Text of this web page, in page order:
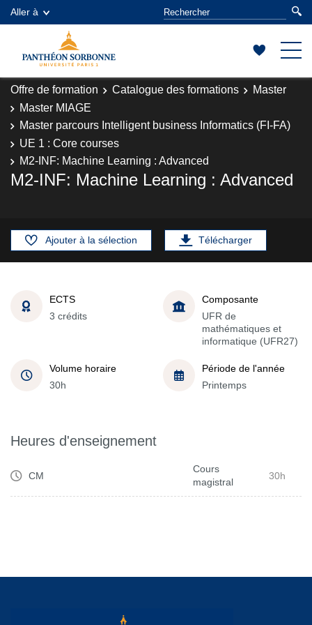
Aller à
Offre de formation Catalogue des formations
Master
Master MIAGE
Master parcours Intelligent business Informatics (FI-FA)
UE 1 : Core courses
M2-INF: Machine Learning : Advanced
M2-INF: Machine Learning : Advanced
Ajouter à la sélection Télécharger
ECTS
3 crédits
Composante
UFR de
mathématiques et
informatique (UFR27)
Volume horaire
30h
Période de l'année
Printemps
Heures d'enseignement
CM
Cours
magistral
30h